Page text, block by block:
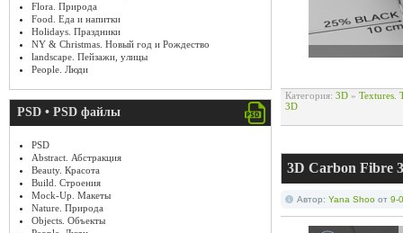
Flora. Природа
Food. Еда и напитки
Holidays. Праздники
NY & Christmas. Новый год и Рождество
landscape. Пейзажи, улицы
People. Люди
PSD • PSD файлы
PSD
Abstract. Абстракция
Beauty. Красота
Build. Строения
Mock-Up. Макеты
Nature. Природа
Objects. Объекты
Категория: 3D » Textures.
3D
3D Carbon Fibre
Автор: Yana Shoo от 9-